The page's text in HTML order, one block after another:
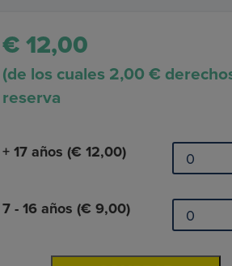
€ 12,00
(de los cuales 2,00 €
reserva
+ 17 años (€ 12,00)
7 - 16 años (€ 9,00)